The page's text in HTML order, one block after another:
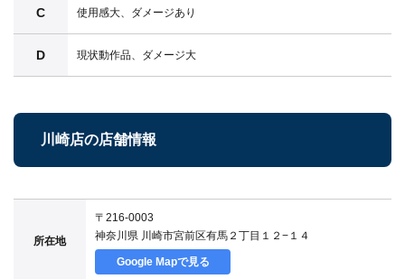
C 使用感大、ダメージあり
D 現状動作品、ダメージ大
川崎店の店舗情報
所在地
〒216-0003
神奈川県 川崎市宮前区有馬２丁目１２−１４
Google Mapで見る